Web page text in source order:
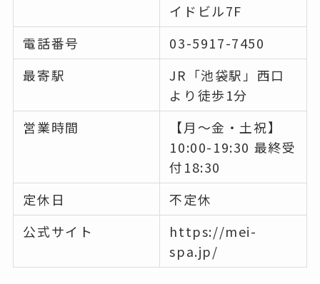
イドビル7F
電話番号
03-5917-7450
最寄駅
JR「池袋駅」西口
より徒歩1分
営業時間
【月～金・土祝】
10:00-19:30 最終受
付18:30
定休日
不定休
公式サイト
https://mei-
spa.jp/